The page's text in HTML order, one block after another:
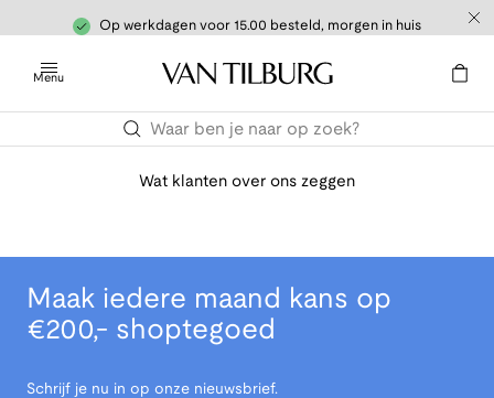
Op werkdagen voor 15.00 besteld, morgen in huis
Menu
Wat klanten over ons zeggen
Maak iedere maand kans op
€200,- shoptegoed
Schrijf je nu in op onze nieuwsbrief.